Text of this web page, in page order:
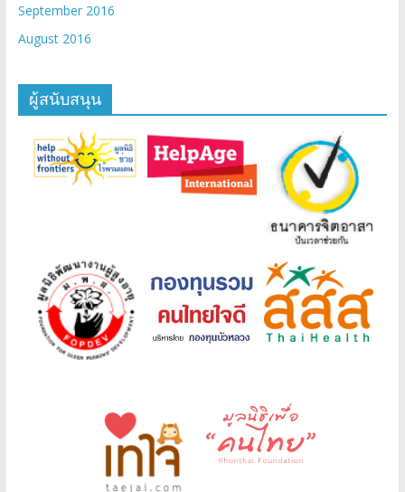
September 2016
August 2016
ผู้สนับสนุน